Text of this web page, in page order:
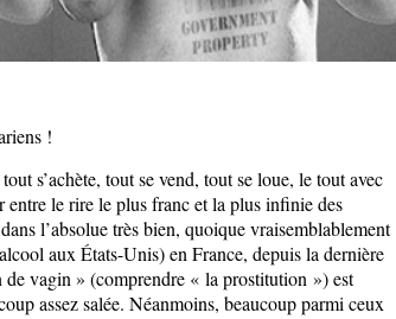
!
s’achète, tout se vend, tout se loue, le tout avec
le rire le plus franc et la plus infinie des
l’absolue très bien, quoique vraisemblablement
aux États-Unis) en France, depuis la dernière
vagin » (comprendre « la prostitution ») est
assez salée. Néanmoins, beaucoup parmi ceux